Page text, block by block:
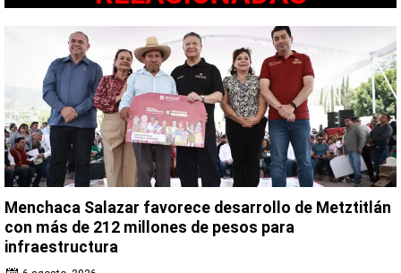
Menchaca Salazar favorece desarrollo de Metztitlán
con más de 212 millones de pesos para
infraestructura